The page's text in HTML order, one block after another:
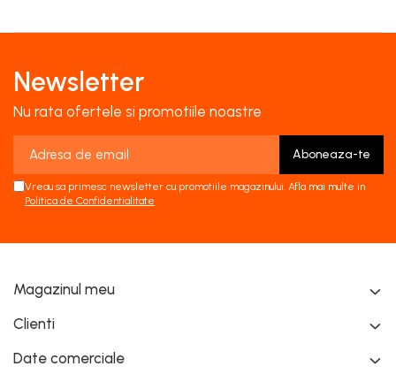
Newsletter
Nu rata ofertele si promotiile noastre
Vreau sa primesc newsletter cu promotiile magazinului. Afla mai multe in
Politica de Confidentialitate
Magazinul meu
Clienti
Date comerciale